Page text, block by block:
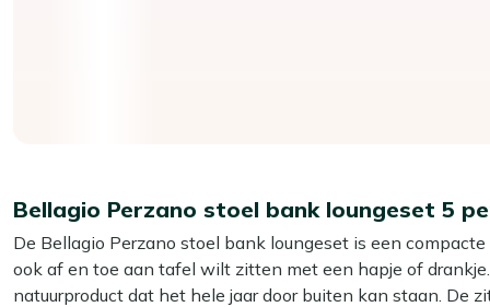
Bellagio Perzano stoel bank loungeset 5
De Bellagio Perzano stoel bank loungeset is een
ook af en toe aan tafel wilt zitten met een hapje of
natuurproduct dat het hele jaar door buiten kan staan.